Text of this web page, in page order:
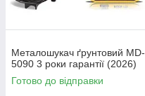
Металошукач ґрунтовий MD-
5090 3 роки гарантії (2026)
Готово до відправки